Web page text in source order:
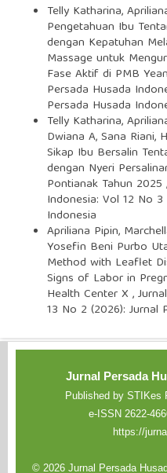
Telly Katharina,
Pengetahuan Ibu
dengan Kepatuhan
Massage untuk
Fase Aktif di PMB
Persada Husada
Persada Husada
Telly Katharina,
Dwiana A, Sana Riani,
Sikap Ibu Bersalin
dengan Nyeri
Pontianak Tahun 2025 ,
Indonesia: Vol 12 No
Indonesia
Apriliana Pipin,
Yosefin Beni Purbo
Method with Leaflet
Signs of Labor in
Health Center X ,
13 No 2 (2026): Jurnal
Jurnal Persada
Published by STIKes
e-ISSN 2622-
https://
© 2026 Jurnal Persada